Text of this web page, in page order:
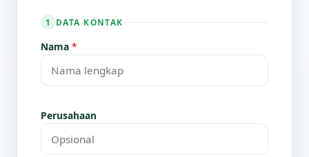
1 DATA KONTAK
Nama *
Perusahaan